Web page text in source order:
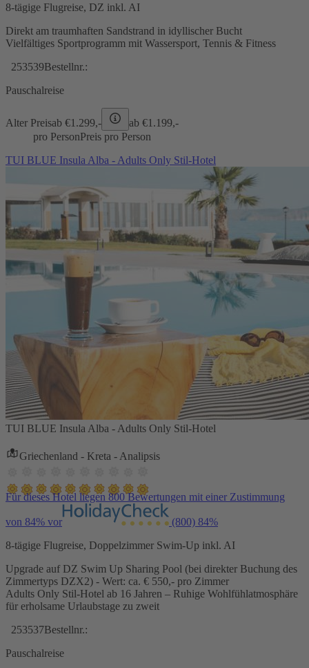
8-tägige Flugreise, DZ inkl. AI
Direkt am traumhaften Sandstrand in idyllischer Bucht
Vielfältiges Sportprogramm mit Wassersport, Tennis & Fitness
253539Bestellnr.:
Pauschalreise
Alter Preisab €1.299,- ab €1.199,-
pro PersonPreis pro Person
TUI BLUE Insula Alba - Adults Only Stil-Hotel
TUI BLUE Insula Alba - Adults Only Stil-Hotel
Griechenland - Kreta - Analipsis
Für dieses Hotel liegen 800 Bewertungen mit einer Zustimmung
von 84% vor (800) 84%
8-tägige Flugreise, Doppelzimmer Swim-Up inkl. AI
Upgrade auf DZ Swim Up Sharing Pool (bei direkter Buchung des
Zimmertyps DZX2) - Wert: ca. € 550,- pro Zimmer
Adults Only Stil-Hotel ab 16 Jahren – Ruhige Wohlfühlatmosphäre
für erholsame Urlaubstage zu zweit
253537Bestellnr.:
Pauschalreise